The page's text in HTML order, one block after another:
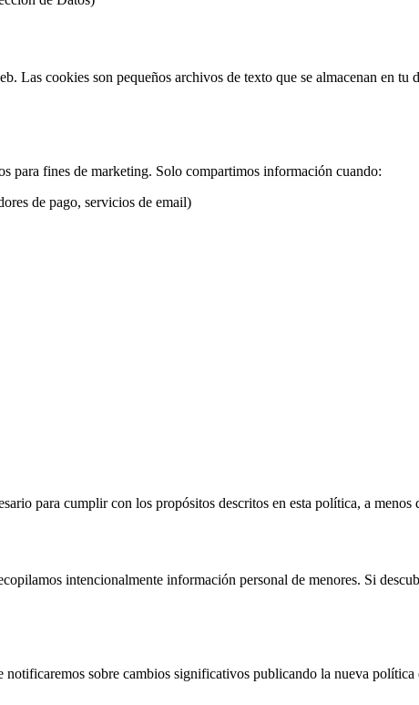
Las cookies son pequeños archivos de texto que se almacenan en
para fines de marketing. Solo compartimos información cuando:
de pago, servicios de email)
para cumplir con los propósitos descritos en esta política, a
intencionalmente información personal de menores. Si
sobre cambios significativos publicando la nueva